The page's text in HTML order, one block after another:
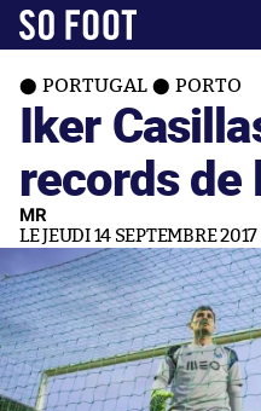
PORTUGAL PORTO
Iker
records
MR
LE JEUDI 14 SEPTEMBRE